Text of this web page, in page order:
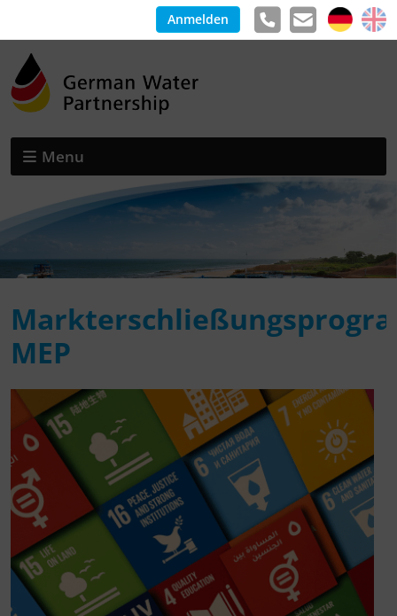
Anmelden
Menu
MEP